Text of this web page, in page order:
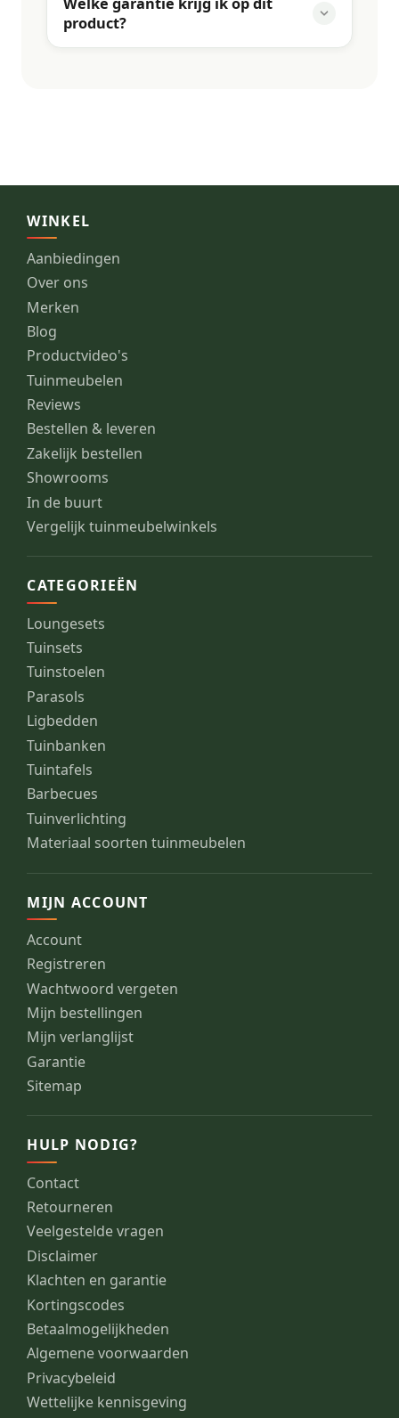
product?
WINKEL
Aanbiedingen
Over ons
Merken
Blog
Productvideo's
Tuinmeubelen
Reviews
Bestellen & leveren
Zakelijk bestellen
Showrooms
In de buurt
Vergelijk tuinmeubelwinkels
CATEGORIEËN
Loungesets
Tuinsets
Tuinstoelen
Parasols
Ligbedden
Tuinbanken
Tuintafels
Barbecues
Tuinverlichting
Materiaal soorten tuinmeubelen
MIJN ACCOUNT
Account
Registreren
Wachtwoord vergeten
Mijn bestellingen
Mijn verlanglijst
Garantie
Sitemap
HULP NODIG?
Contact
Retourneren
Veelgestelde vragen
Disclaimer
Klachten en garantie
Kortingscodes
Betaalmogelijkheden
Algemene voorwaarden
Privacybeleid
Wettelijke kennisgeving